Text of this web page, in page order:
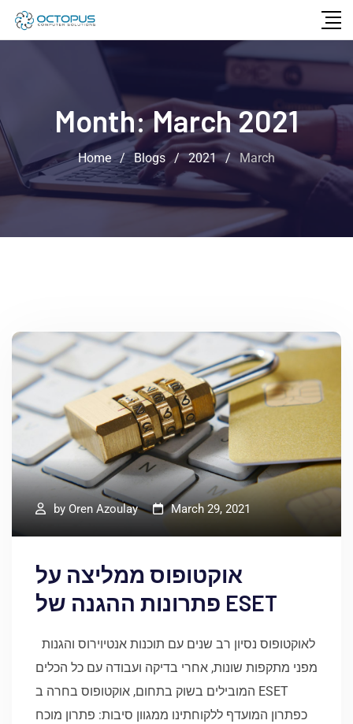
Month:March 2021
Home / Blogs / 2021 / March
by Oren Azoulay March 29, 2021
אוקטופוס ממליצה על
פתרונות ההגנה של ESET
מפני מתקפות שונות, אחרי בדיקה ועבודה עם כל הכלים
המובילים בשוק בתחום, אוקטופוס בחרה ב ESET
כפתרון המועדף ללקוחתינו ממגוון סיבות: פתרון מוכח